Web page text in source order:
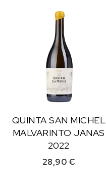
QUINTA SAN MICHEL
MALVARINTO JANAS
2022
28,90€